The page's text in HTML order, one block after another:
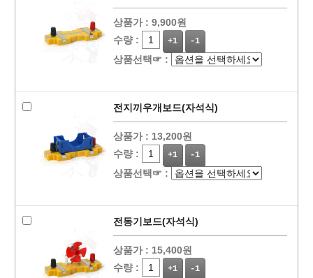
상품가 : 9,900원
수량 :
+1 -1
상품선택☞ :
전지끼우개보드(자석식)
상품가 : 13,200원
수량 :
+1 -1
상품선택☞ :
전동기보드(자석식)
상품가 : 15,400원
수량 :
+1 -1